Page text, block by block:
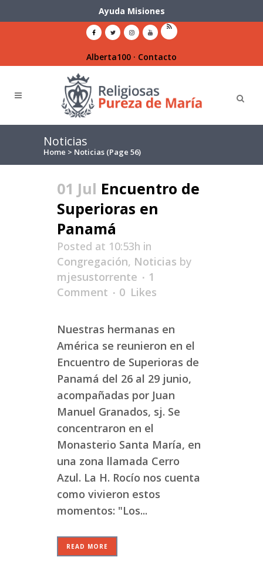
Ayuda Misiones
Alberta100 · Contacto
Noticias
Home > Noticias (Page 56)
01 Jul Encuentro de
Superioras en
Panamá
Posted at 10:53h in
Congregación, Noticias by
mjesustorrente
1
Comment
0 Likes
Nuestras hermanas en
América se reunieron en el
Encuentro de Superioras de
Panamá del 26 al 29 junio,
acompañadas por Juan
Manuel Granados, sj. Se
concentraron en el
Monasterio Santa María, en
una zona llamada Cerro
Azul. La H. Rocío nos cuenta
como vivieron estos
momentos: "Los...
READ MORE